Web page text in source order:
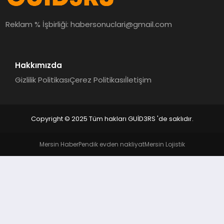
MAGAZIN
Reklam % İşbirliği:habersonuclari@gmail.com
Hakkımızda
Gizlilik PolitikasıÇerez Politikasıİletişim
Copyright © 2025 Tüm hakları GUİD3RS 'de saklıdır.
Mersin HaberPendik evden nakliyatMersin Lojistik